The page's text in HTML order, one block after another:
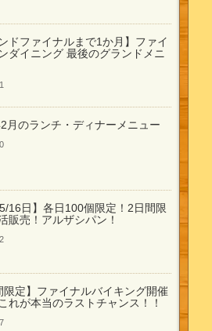
ンドファイナルまで1か月】ファイ
ダイニング 最後のグランドメニ
月のランチ・ディナーメニュー
16日】各日100個限定！2日間限
販売！アルザシパン！
限定】ファイナルバイキング開催
れが本当のラストチャンス！！